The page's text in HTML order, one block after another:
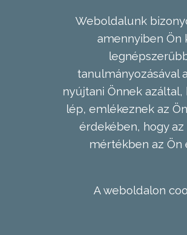
Weboldalunk
amennyiben Ön
tanulmányozásával
nyújtani Önnek
lép, emlékeznek az
érdekében, hogy
mértékben az Ön
A weboldalon